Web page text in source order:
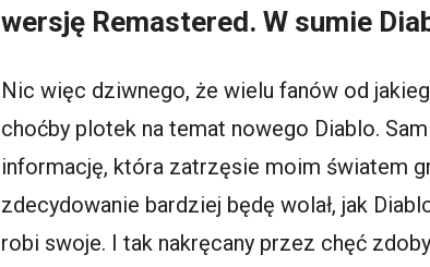
wersję Remastered. W sumie
Nic więc dziwnego, że wielu fanów od
choćby plotek na temat nowego Diablo.
informację, która zatrzęsie moim światem
zdecydowanie bardziej będę wolał, jak
robi swoje. I tak nakręcany przez chęć